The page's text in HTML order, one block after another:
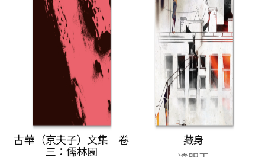
古華（京夫子）文集 卷
三：儒林園
藏身